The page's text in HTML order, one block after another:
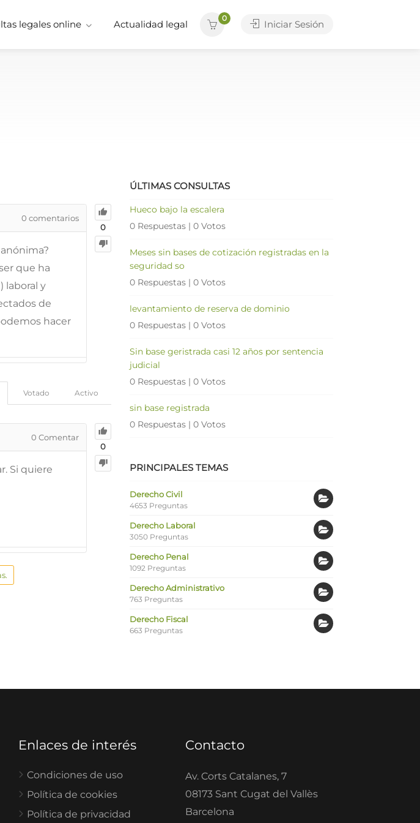
legales online Actualidad legal
0
Iniciar Sesión
0
0 comentarios
que ha
laboral y
de
hacer
Activo
Votado
0
0 Comentar
Si quiere
ÚLTIMAS CONSULTAS
Hueco bajo la escalera
0 Respuestas | 0 Votos
Meses sin bases de cotización registradas en la
seguridad so
0 Respuestas | 0 Votos
levantamiento de reserva de dominio
0 Respuestas | 0 Votos
Sin base geristrada casi 12 años por sentencia
judicial
0 Respuestas | 0 Votos
sin base registrada
0 Respuestas | 0 Votos
PRINCIPALES TEMAS
Derecho Civil
4653 Preguntas
Derecho Laboral
3050 Preguntas
Derecho Penal
1092 Preguntas
Derecho Administrativo
763 Preguntas
Derecho Fiscal
663 Preguntas
Enlaces de interés
Condiciones de uso
Política de cookies
Política de privacidad
Contacto
Av. Corts Catalanes, 7
08173 Sant Cugat del Vallès
Barcelona